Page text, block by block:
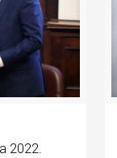
2022.